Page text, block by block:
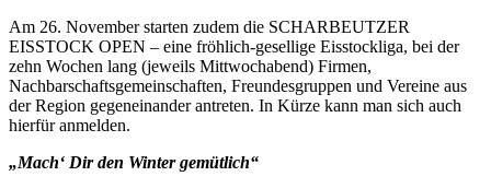
Am 26. November starten zudem die SCHARBEUTZER
EISSTOCK OPEN – eine fröhlich-gesellige Eisstockliga, bei der
zehn Wochen lang (jeweils Mittwochabend) Firmen,
Nachbarschaftsgemeinschaften, Freundesgruppen und Vereine aus
der Region gegeneinander antreten. In Kürze kann man sich auch
hierfür anmelden.
„Mach‘ Dir den Winter gemütlich“